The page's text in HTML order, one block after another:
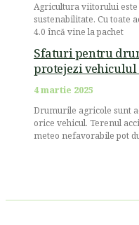
Agricultura viitorului
sustenabilitate. Cu toate
4.0 încă vine la pachet
Sfaturi pentru
protejezi vehiculul
4 martie 2025
Drumurile agricole sunt
orice vehicul. Terenul
meteo nefavorabile pot